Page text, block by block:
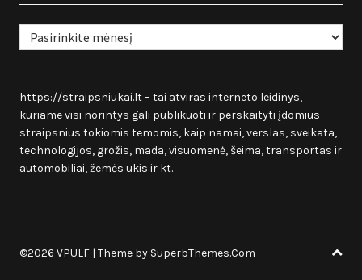
Seni
straipsniai
https://straipsniukai.lt– tai atviras interneto leidinys,
kuriame visi norintys gali publikuoti ir perskaityti įdomius
straipsnius tokiomis temomis, kaip namai, verslas, sveikata,
technologijos, grožis, mada, visuomenė, šeima, transportas ir
automobiliai, žemės ūkis ir kt.
©2026 VPULF | Theme by SuperbThemes.Com